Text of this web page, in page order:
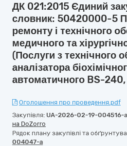
ДК 021:2015 Єдиний
словник: 50420000-5
ремонту і технічного
медичного та
(Послуги з технічного
аналізатора
автоматичного BS-
Оголошення про проведення.pdf
Закупівля: UA-2026-02-19-004516-a
на DoZorro
Рядок плану закупівлі та
004047-a